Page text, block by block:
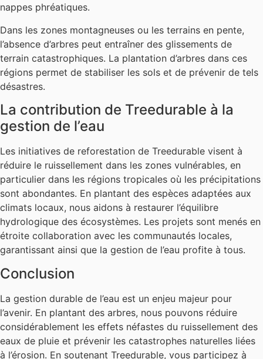
nappes phréatiques.
Dans les zones montagneuses ou les terrains en pente,
l’absence d’arbres peut entraîner des glissements de
terrain catastrophiques. La plantation d’arbres dans ces
régions permet de stabiliser les sols et de prévenir de tels
désastres.
La contribution de Treedurable à la
gestion de l’eau
Les initiatives de reforestation de Treedurable visent à
réduire le ruissellement dans les zones vulnérables, en
particulier dans les régions tropicales où les précipitations
sont abondantes. En plantant des espèces adaptées aux
climats locaux, nous aidons à restaurer l’équilibre
hydrologique des écosystèmes. Les projets sont menés en
étroite collaboration avec les communautés locales,
garantissant ainsi que la gestion de l’eau profite à tous.
Conclusion
La gestion durable de l’eau est un enjeu majeur pour
l’avenir. En plantant des arbres, nous pouvons réduire
considérablement les effets néfastes du ruissellement des
eaux de pluie et prévenir les catastrophes naturelles liées
à l’érosion. En soutenant Treedurable, vous participez à